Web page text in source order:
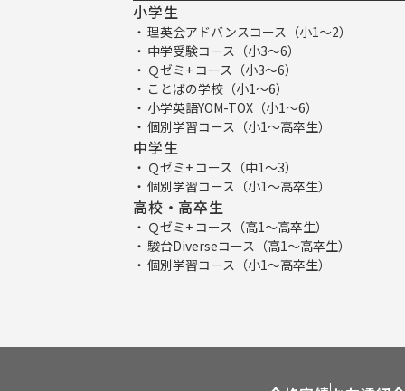
小学生
理英会アドバンスコース（小1～2）
中学受験コース（小3～6）
Ｑゼミ+ コース（小3～6）
ことばの学校（小1～6）
小学英語YOM-TOX（小1～6）
個別学習コース（小1～高卒生）
中学生
Ｑゼミ+ コース（中1～3）
個別学習コース（小1～高卒生）
高校・高卒生
Ｑゼミ+ コース（高1～高卒生）
駿台Diverseコース（高1～高卒生）
個別学習コース（小1～高卒生）